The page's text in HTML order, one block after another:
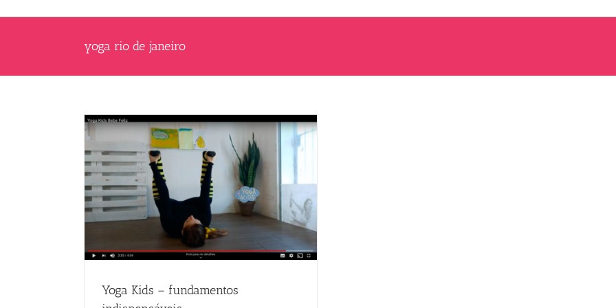
yoga rio de janeiro
Yoga Kids – fundamentos